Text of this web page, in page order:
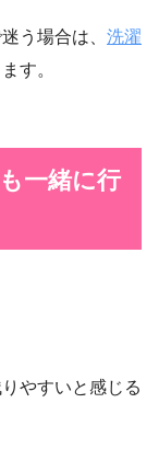
う場合は、 洗濯
す。
一緒に行
やすいと感じる